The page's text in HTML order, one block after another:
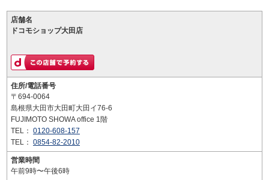
店舗名
ドコモショップ大田店
住所/電話番号
〒694-0064
島根県大田市大田町大田イ76-6
FUJIMOTO SHOWA office 1階
TEL： 0120-608-157
TEL： 0854-82-2010
営業時間
午前9時〜午後6時